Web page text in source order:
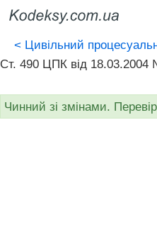
< Цивільний
Ст. 490 ЦПК від 18.03.2004
Чинний зі змінами.